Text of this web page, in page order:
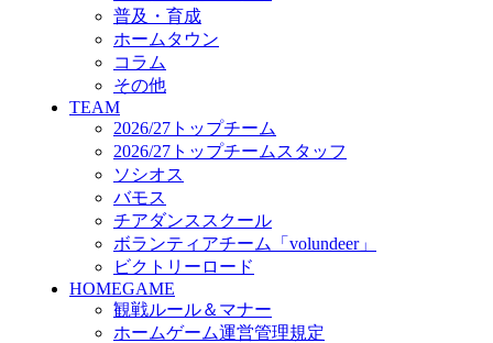
SCHEDULE
2026/27
練習見学時のファンサービスについて
TICKET
奈良クラブ明治安田J3リーグ2026/27シーズン
試合観戦チケット
奈良クラブ明治安田Ｊ3リーグ 2026/27シーズ
ン「鹿パス」
観戦ルール＆マナー
FANCOMMUNITY
2026/27ファンコミュニティ
サポートショップ
GOODS
オフィシャルストア（実店舗）
オンラインストア
普及・育成
ホームタウン
コラム
その他
TEAM
2026/27トップチーム
2026/27トップチームスタッフ
ソシオス
バモス
チアダンススクール
ボランティアチーム「volundeer」
ビクトリーロード
HOMEGAME
観戦ルール＆マナー
ホームゲーム運営管理規定